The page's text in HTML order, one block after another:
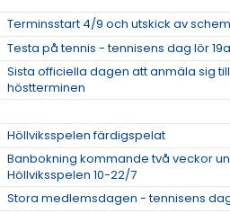
Terminsstart 4/9 och utskick av
Testa på tennis - tennisens dag lör
Sista officiella dagen att anmäla sig till
höstterminen
Höllviksspelen färdigspelat
Banbokning kommande två veckor
Höllviksspelen 10-22/7
Stora medlemsdagen - tennisens